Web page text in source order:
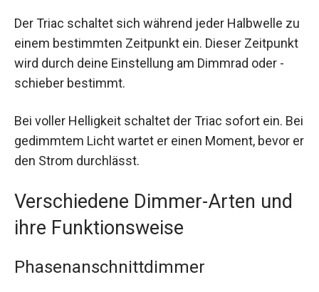
Der Triac schaltet sich während jeder Halbwelle zu
einem bestimmten Zeitpunkt ein. Dieser Zeitpunkt
wird durch deine Einstellung am Dimmrad oder -
schieber bestimmt.
Bei voller Helligkeit schaltet der Triac sofort ein. Bei
gedimmtem Licht wartet er einen Moment, bevor er
den Strom durchlässt.
Verschiedene Dimmer-Arten und
ihre Funktionsweise
Phasenanschnittdimmer